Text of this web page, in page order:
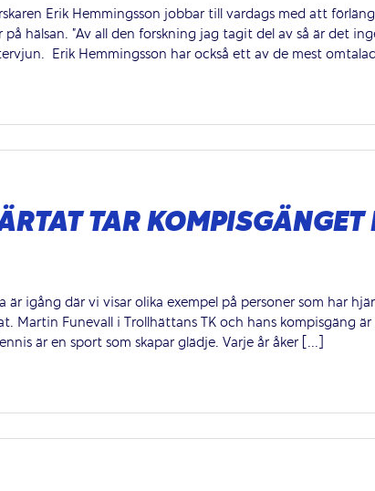
Erik Hemmingsson jobbar till vardags med att
hälsan. "Av all den forskning jag tagit del av så är det
Erik Hemmingsson har också ett av de mest
TAR KOMPISGÄNGET
igång där vi visar olika exempel på personer som har
Martin Funevall i Trollhättans TK och hans kompisgäng
är en sport som skapar glädje. Varje år åker [...]